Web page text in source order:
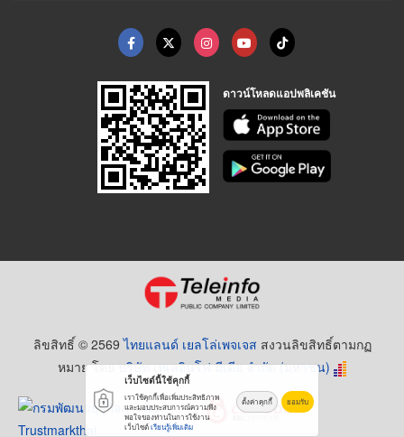
ดาวน์โหลดแอปพลิเคชัน
ลิขสิทธิ์ © 2569ไทยแลนด์ เยลโล่เพจเจส สงวนลิขสิทธิ์ตามกฏ
หมาย โดยบริษัท เทเลอินโฟ มีเดีย จำกัด (มหาชน)
เว็บไซต์นี้ใช้คุกกี้
เราใช้คุกกี้เพื่อเพิ่มประสิทธิภาพ
และมอบประสบการณ์ความพึง
พอใจของท่านในการใช้งาน
เว็บไซต์เรียนรู้เพิ่มเติม
ตั้งค่าคุกกี้ ยอมรับ